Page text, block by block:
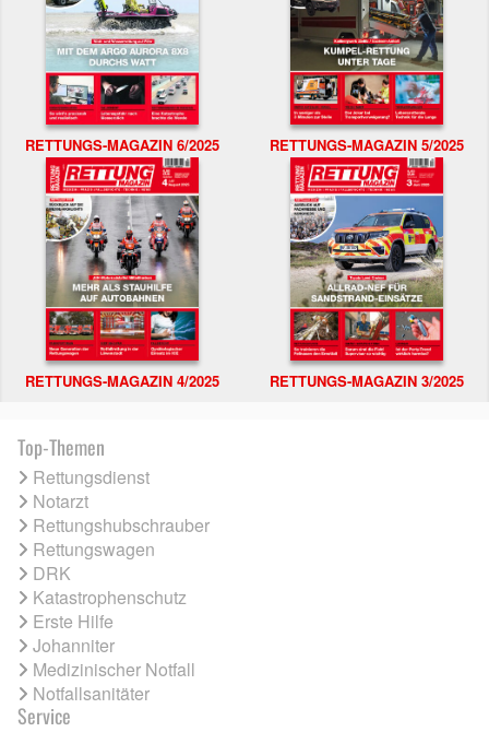
RETTUNGS-MAGAZIN 6/2025 RETTUNGS-MAGAZIN 5/2025
RETTUNGS-MAGAZIN 4/2025 RETTUNGS-MAGAZIN 3/2025
Top-Themen
Rettungsdienst
Notarzt
Rettungshubschrauber
Rettungswagen
DRK
Katastrophenschutz
Erste Hilfe
Johanniter
Medizinischer Notfall
Notfallsanitäter
Service